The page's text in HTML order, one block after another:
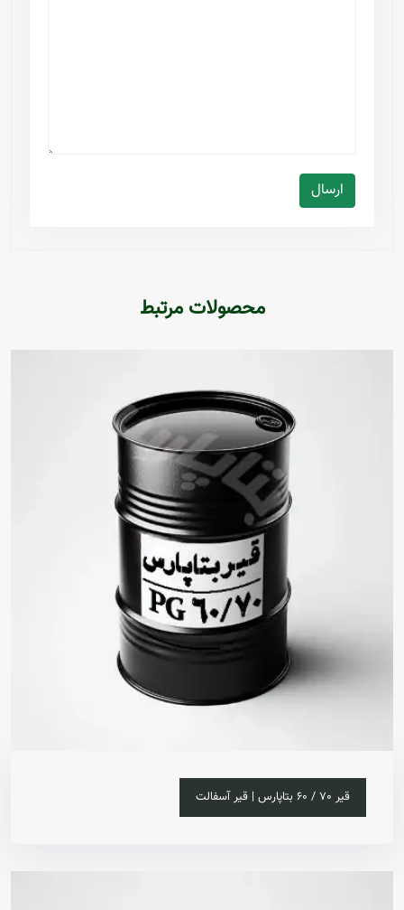
ارسال
محصولات مرتبط
خرید آنلاین
قیر 70 / 60 بتاپارس | قیر آسفالت